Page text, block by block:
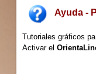
Ayuda -
Tutoriales gráficos
Activar el